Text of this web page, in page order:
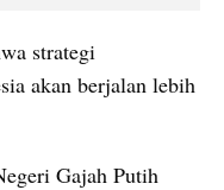
strategi
akan berjalan lebih
Gajah Putih